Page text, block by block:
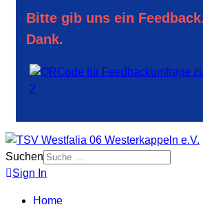
Bitte gib uns ein
Dank.
Suchen
Sign In
Home